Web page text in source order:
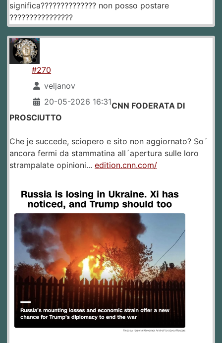
significa?????????????? non posso postare
????????????????
#270
veljanov
20-05-2026 16:31CNN FODERATA DI
PROSCIUTTO
Che je succede, sciopero e sito non aggiornato? So´
ancora fermi da stammatina all´apertura sulle loro
strampalate opinioni... edition.cnn.com/